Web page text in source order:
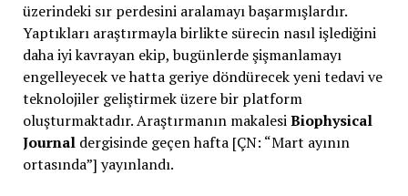
üzerindeki sır perdesini aralamayı başarmışlardır.
Yaptıkları araştırmayla birlikte sürecin nasıl işlediğini
daha iyi kavrayan ekip, bugünlerde şişmanlamayı
engelleyecek ve hatta geriye döndürecek yeni tedavi ve
teknolojiler geliştirmek üzere bir platform
oluşturmaktadır. Araştırmanın makalesiBiophysical
Journaldergisinde geçen hafta [ÇN: “Mart ayının
ortasında”] yayınlandı.